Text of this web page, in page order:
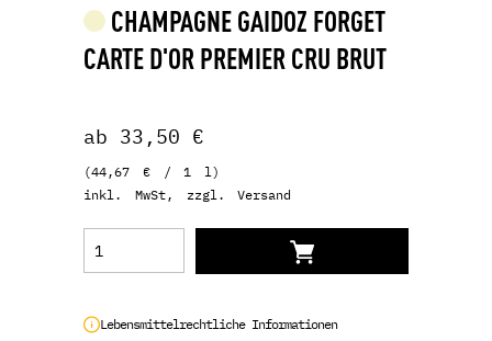
CHAMPAGNE GAIDOZ FORGET
CARTE D'OR PREMIER CRU BRUT
ab 33,50 €
(44,67 € / 1 l)
inkl. MwSt, zzgl. Versand
Lebensmittelrechtliche Informationen